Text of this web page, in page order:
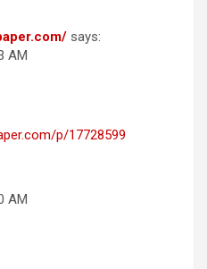
says:
AM
p/17728599
AM